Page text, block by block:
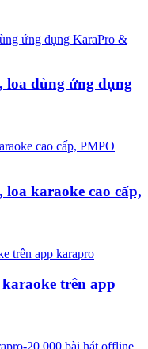
loa dùng ứng dụng
karaoke cao cấp,
trên app